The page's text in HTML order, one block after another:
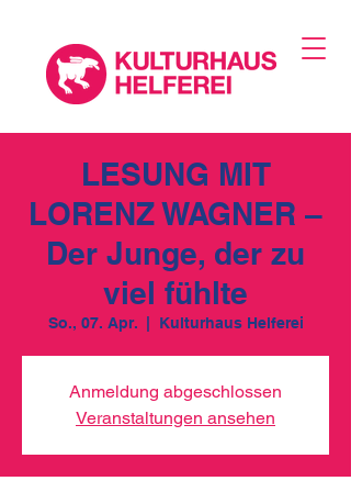
LESUNG MIT
LORENZ WAGNER –
Der Junge, der zu
viel fühlte
So., 07. Apr.
  |
Kulturhaus Helferei
Anmeldung abgeschlossen
Veranstaltungen ansehen